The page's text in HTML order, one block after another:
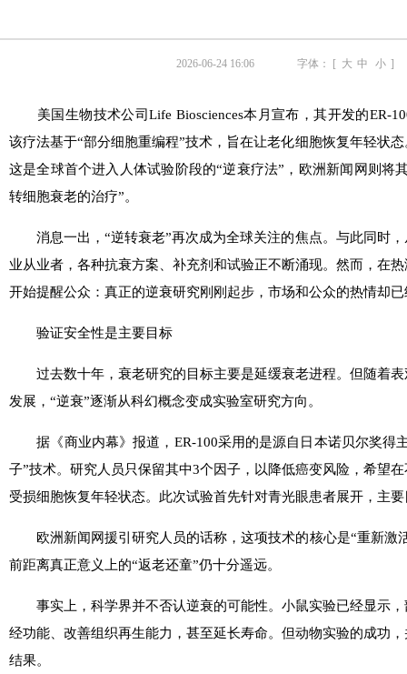
2026-06-24 16:06 字体： [ 大 中 小 ]
美国生物技术公司Life Biosciences本月宣布，其开发的ER-
该疗法基于“部分细胞重编程”技术，旨在让老化细胞恢复年轻状
这是全球首个进入人体试验阶段的“逆衰疗法”，欧洲新闻网则将
转细胞衰老的治疗”。
消息一出，“逆转衰老”再次成为全球关注的焦点。与此同时，
业从业者，各种抗衰方案、补充剂和试验正不断涌现。然而，在
开始提醒公众：真正的逆衰研究刚刚起步，市场和公众的热情却
验证安全性是主要目标
过去数十年，衰老研究的目标主要是延缓衰老进程。但随着表
发展，“逆衰”逐渐从科幻概念变成实验室研究方向。
据《商业内幕》报道，ER-100采用的是源自日本诺贝尔奖得
子”技术。研究人员只保留其中3个因子，以降低癌变风险，希望
受损细胞恢复年轻状态。此次试验首先针对青光眼患者展开，主
欧洲新闻网援引研究人员的话称，这项技术的核心是“重新激
前距离真正意义上的“返老还童”仍十分遥远。
事实上，科学界并不否认逆衰的可能性。小鼠实验已经显示，
经功能、改善组织再生能力，甚至延长寿命。但动物实验的成功
结果。